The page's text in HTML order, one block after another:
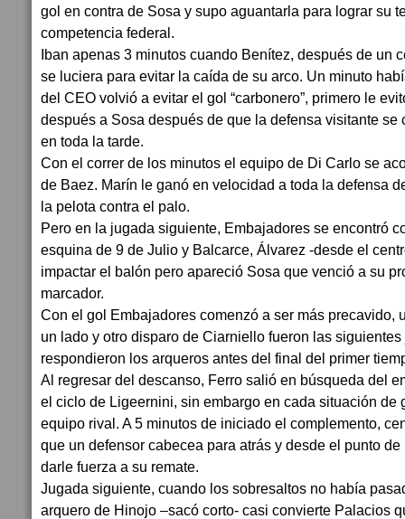
gol en contra de Sosa y supo aguantarla para lograr su
competencia federal.
Iban apenas 3 minutos cuando Benítez, después de un
se luciera para evitar la caída de su arco. Un minuto
del CEO volvió a evitar el gol “carbonero”, primero le
después a Sosa después de que la defensa visitante se
en toda la tarde.
Con el correr de los minutos el equipo de Di Carlo se
de Baez. Marín le ganó en velocidad a toda la defensa
la pelota contra el palo.
Pero en la jugada siguiente, Embajadores se encontró
esquina de 9 de Julio y Balcarce, Álvarez -desde el
impactar el balón pero apareció Sosa que venció a su
marcador.
Con el gol Embajadores comenzó a ser más precavido,
un lado y otro disparo de Ciarniello fueron las
respondieron los arqueros antes del final del primer
Al regresar del descanso, Ferro salió en búsqueda del
el ciclo de Ligeernini, sin embargo en cada situación de
equipo rival. A 5 minutos de iniciado el complemento,
que un defensor cabecea para atrás y desde el punto
darle fuerza a su remate.
Jugada siguiente, cuando los sobresaltos no había
arquero de Hinojo –sacó corto- casi convierte Palacios